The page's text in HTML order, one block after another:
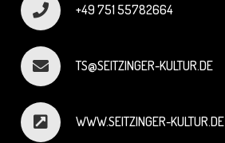
+49 751 55782664
TS@SEITZINGER-KULTUR.DE
WWW.SEITZINGER-KULTUR.DE